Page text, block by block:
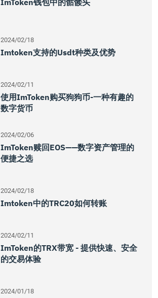
ImToken钱包中的骷髅头
2024/02/18
Imtoken支持的usdt种类及优势
2024/02/11
使用imToken购买狗狗币-一种有趣的
数字货币
2024/02/06
ImToken赎回EOS——数字资产管理的
便捷之选
2024/02/18
Imtoken中的TRC20如何转账
2024/02/11
ImToken的TRX带宽 - 提供快速、安全
的交易体验
2024/01/18